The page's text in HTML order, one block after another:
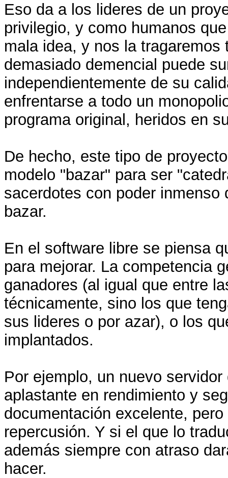
Eso da a los lideres de un
privilegio, y como humanos
mala idea, y nos la
demasiado demencial puede
independientemente de su
enfrentarse a todo un
programa original, heridos en
De hecho, este tipo de
modelo "bazar" para ser
sacerdotes con poder
bazar.
En el software libre se piensa
para mejorar. La competencia
ganadores (al igual que entre
técnicamente, sino los que
sus lideres o por azar), o los
implantados.
Por ejemplo, un nuevo
aplastante en rendimiento y
documentación excelente,
repercusión. Y si el que lo
además siempre con atraso
hacer.